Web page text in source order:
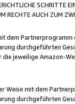
SCHRITTE
RECHTE AUCH ZUM
dem
durchgeführten
jeweilige Amazon-
Weise mit dem
durchgeführten